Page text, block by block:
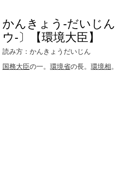
かんきょう‐だいじ
ウ‐〕【環境大臣】
読み方：かんきょうだいじん
国務大臣の一。 環境省の長。 環境相。